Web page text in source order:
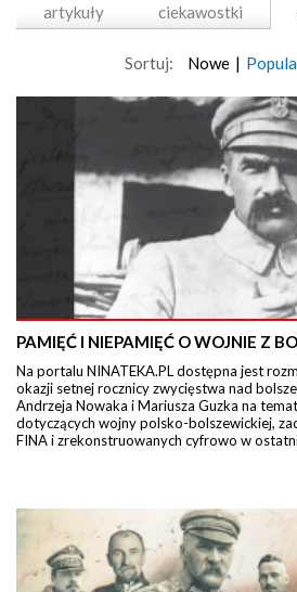
artykuły
ciekawostki
Sortuj: Nowe |
PAMIĘĆ I NIEPAMIĘĆ O WOJNIE Z
Na portalu NINATEKA.PL dostępna jest
okazji setnej rocznicy zwycięstwa nad
Andrzeja Nowaka i Mariusza Guzka na
dotyczących wojny polsko-bolszewickiej,
FINA i zrekonstruowanych cyfrowo w